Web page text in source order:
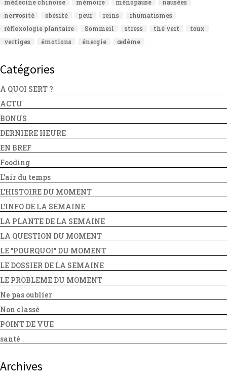
médecine chinoise
mémoire ménopause
nausées
nervosité
obésité peur reins
rhumatismes
réflexologie plantaire
Sommeil stress thé vert
toux
vertiges
émotions énergie œdème
Catégories
A QUOI SERT ?
ACTU
BONUS
DERNIERE HEURE
EN BREF
Fooding
L'air du temps
L'HISTOIRE DU MOMENT
L'INFO DE LA SEMAINE
LA PLANTE DE LA SEMAINE
LA QUESTION DU MOMENT
LE "POURQUOI" DU MOMENT
LE DOSSIER DE LA SEMAINE
LE PROBLEME DU MOMENT
Ne pas oublier
Non classé
POINT DE VUE
santé
Archives